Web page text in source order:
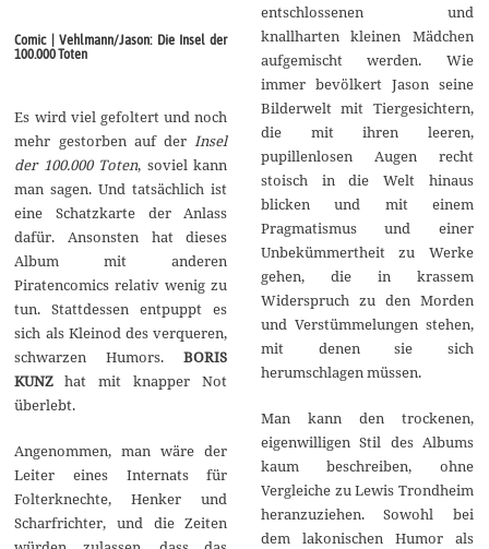
e
z
e
m
b
e
r
1
3
Comic | Vehlmann/Jason: Die Insel der
100.000 Toten
Es wird viel gefoltert und noch
mehr gestorben auf der Insel
der 100.000 Toten, soviel kann
man sagen. Und tatsächlich ist
eine Schatzkarte der Anlass
dafür. Ansonsten hat dieses
Album mit anderen
Piratencomics relativ wenig zu
tun. Stattdessen entpuppt es
sich als Kleinod des verqueren,
schwarzen Humors.BORIS
KUNZhat mit knapper Not
überlebt.
Angenommen, man wäre der
Leiter eines Internats für
Folterknechte, Henker und
Scharfrichter, und die Zeiten
entschlossenen und
knallharten kleinen Mädchen
aufgemischt werden. Wie
immer bevölkert Jason seine
Bilderwelt mit Tiergesichtern,
die mit ihren leeren,
pupillenlosen Augen recht
stoisch in die Welt hinaus
blicken und mit einem
Pragmatismus und einer
Unbekümmertheit zu Werke
gehen, die in krassem
Widerspruch zu den Morden
und Verstümmelungen stehen,
mit denen sie sich
herumschlagen müssen.
Man kann den trockenen,
eigenwilligen Stil des Albums
kaum beschreiben, ohne
Vergleiche zu Lewis Trondheim
heranzuziehen. Sowohl bei
dem lakonischen Humor als